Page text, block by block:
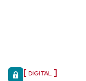
DIGITAL